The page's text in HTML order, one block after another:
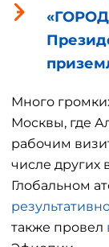
Много
Москвы, где
рабочим
числе других
Глобальном
также провел